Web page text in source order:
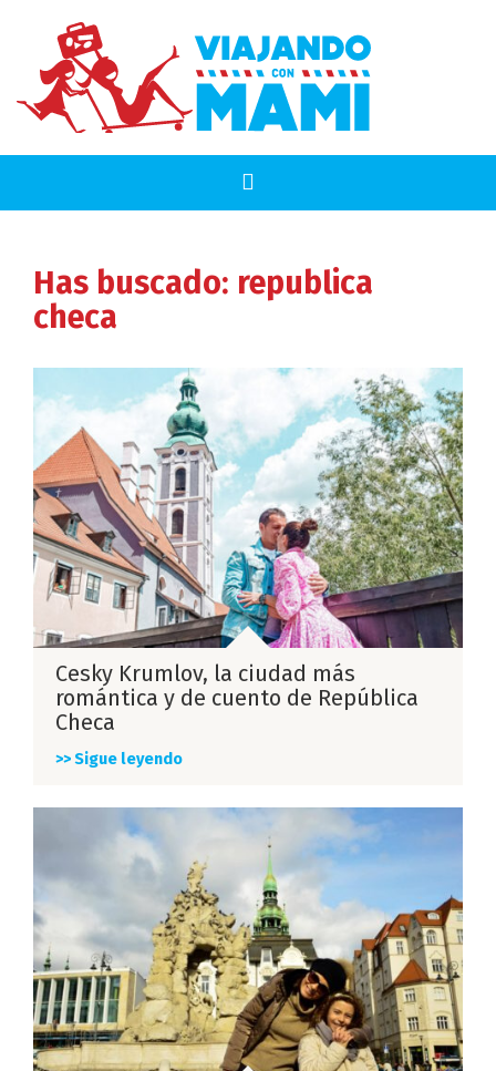
Has buscado: republica
checa
Cesky Krumlov, la ciudad más
romántica y de cuento de República
Checa
>> Sigue leyendo